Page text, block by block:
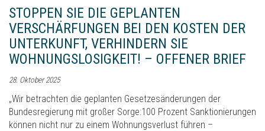
STOPPEN SIE DIE GEPLANTEN
VERSCHÄRFUNGEN BEI DEN KOSTEN DER
UNTERKUNFT, VERHINDERN SIE
WOHNUNGSLOSIGKEIT! – OFFENER BRIEF
28. Oktober 2025
„Wir betrachten die geplanten Gesetzesänderungen der
Bundesregierung mit großer Sorge:100 Prozent Sanktionierungen
können nicht nur zu einem Wohnungsverlust führen –